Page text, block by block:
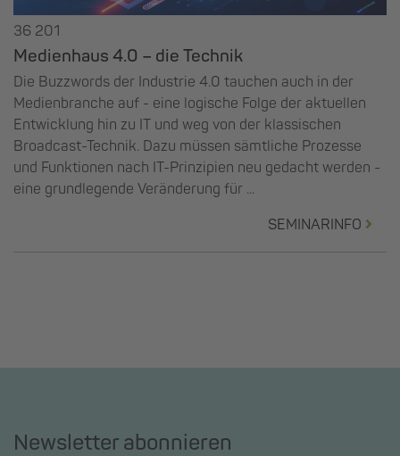
36 201
Medienhaus 4.0 – die Technik
Die Buzzwords der Industrie 4.0 tauchen auch in der
Medienbranche auf - eine logische Folge der aktuellen
Entwicklung hin zu IT und weg von der klassischen
Broadcast-Technik. Dazu müssen sämtliche Prozesse
und Funktionen nach IT-Prinzipien neu gedacht werden -
eine grundlegende Veränderung für ...
SEMINARINFO
Newsletter abonnieren